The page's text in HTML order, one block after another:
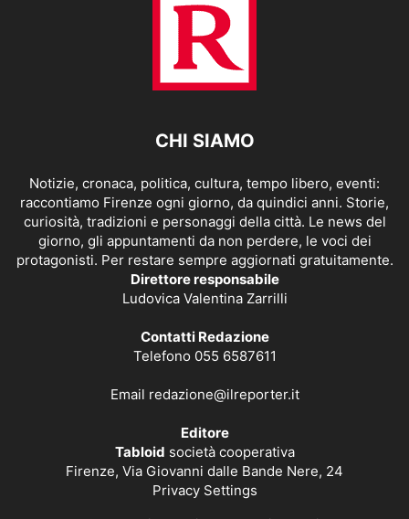
CHI SIAMO
Notizie, cronaca, politica, cultura, tempo libero, eventi:
raccontiamo Firenze ogni giorno, da quindici anni. Storie,
curiosità, tradizioni e personaggi della città. Le news del
giorno, gli appuntamenti da non perdere, le voci dei
protagonisti. Per restare sempre aggiornati gratuitamente.
Direttore responsabile
Ludovica Valentina Zarrilli
Contatti Redazione
Telefono 055 6587611
Email redazione@ilreporter.it
Editore
Tabloid società cooperativa
Firenze, Via Giovanni dalle Bande Nere, 24
Privacy Settings